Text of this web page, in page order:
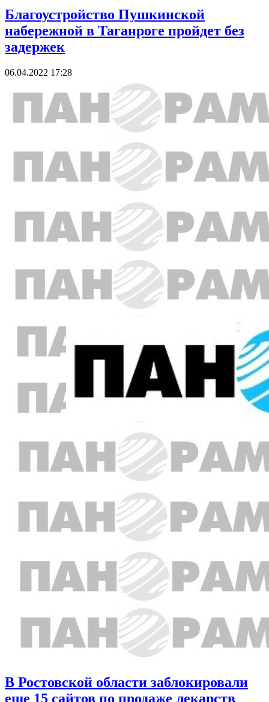
Благоустройство Пушкинской
набережной в Таганроге пройдет без
задержек
06.04.2022 17:28
В Ростовской области заблокировали
еще 15 сайтов по продаже лекарств